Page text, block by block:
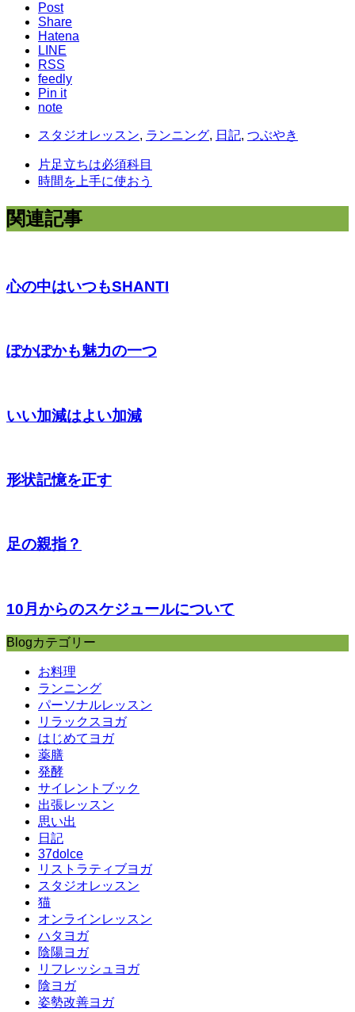
Post
Share
Hatena
LINE
RSS
feedly
Pin it
note
スタジオレッスン, ランニング, 日記, つぶやき
片足立ちは必須科目
時間を上手に使おう
関連記事
心の中はいつもSHANTI
ぽかぽかも魅力の一つ
いい加減はよい加減
形状記憶を正す
足の親指？
10月からのスケジュールについて
Blogカテゴリー
お料理
ランニング
パーソナルレッスン
リラックスヨガ
はじめてヨガ
薬膳
発酵
サイレントブック
出張レッスン
思い出
日記
37dolce
リストラティブヨガ
スタジオレッスン
猫
オンラインレッスン
ハタヨガ
陰陽ヨガ
リフレッシュヨガ
陰ヨガ
姿勢改善ヨガ